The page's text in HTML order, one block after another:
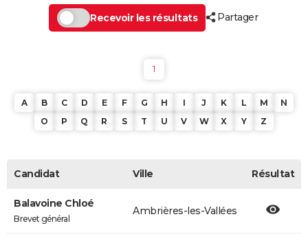
Recevoir les résultats Partager
1
A B C D E F G H I J K L M
N
O
P Q R S T U V W X Y Z
Candidat Ville Résultat
Balavoine Chloé
Brevet général
Ambrières-les-Vallées